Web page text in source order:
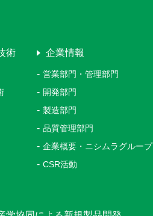
術 企業情報
営業部門・管理部門
開発部門
製造部門
品質管理部門
企業概要・ニシムラグループ
CSR活動